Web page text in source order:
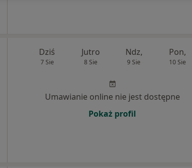
Dziś
7 Sie
Jutro
8 Sie
Ndz,
9 Sie
Pon,
10 Sie
Umawianie online nie jest dostępne
Pokaż profil